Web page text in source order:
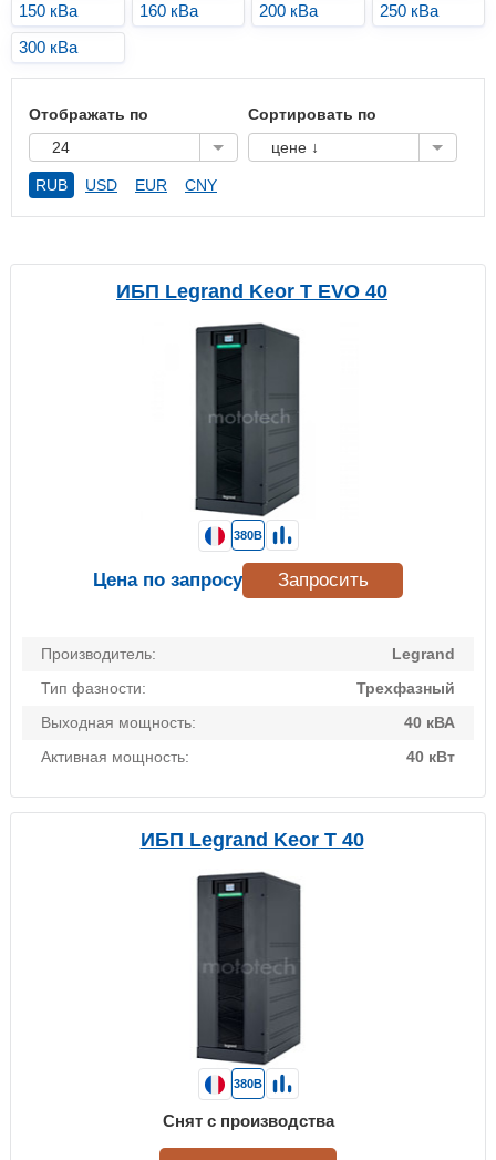
150 кВа
160 кВа 200 кВа
250 кВа
300 кВа
Отображать по
24
Сортировать по
цене ↓
RUB USD EUR CNY
ИБП Legrand Keor T EVO 40
Производитель:
Legrand
Тип фазности:
Трехфазный
Выходная мощность:
40 кВА
Активная мощность:
40 кВт
380В
Цена по запросу Запросить
ИБП Legrand Keor T 40
380В
Снят с производства